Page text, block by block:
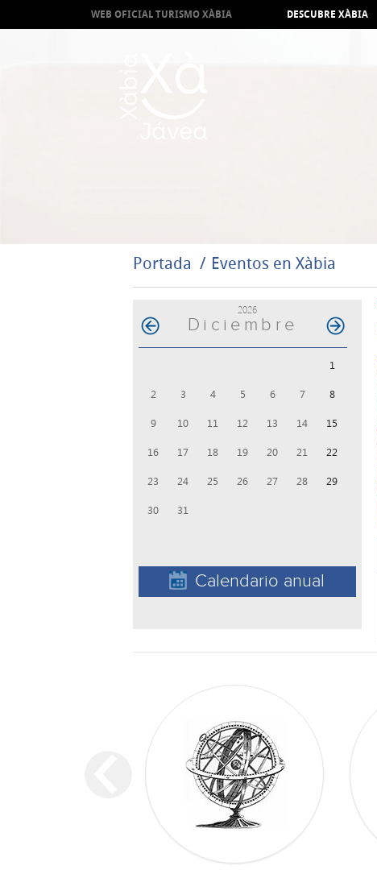
WEB OFICIAL TURISMO XÀBIA DESCUBRE XÀBIA
Portada Eventos en Xàbia
2026
Diciembre
1
2 3 4 5 6 7 8
9 10 11 12 13 14 15
16 17 18 19 20 21 22
23 24 25 26 27 28 29
30 31
Calendario anual